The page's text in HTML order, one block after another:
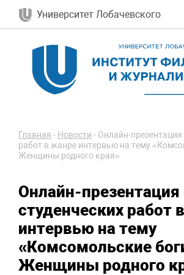
Университет Лобачевского
Главная - Новости - Онлайн-презентация
работ в жанре интервью на тему
Женщины родного края»
Онлайн-презентация
студенческих работ
интервью на тему
«Комсомольские
Женщины родного